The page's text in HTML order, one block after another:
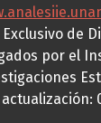
de
por el